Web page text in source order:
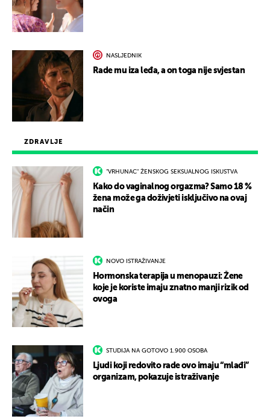
ZDRAVLJE
"VRHUNAC" ŽENSKOG SEKSUALNOG ISKUSTVA
Kako do vaginalnog orgazma? Samo 18 %
žena može ga doživjeti isključivo na ovaj
način
NOVO ISTRAŽIVANJE
Hormonska terapija u menopauzi: Žene
koje je koriste imaju znatno manji rizik od
ovoga
STUDIJA NA GOTOVO 1.900 OSOBA
Ljudi koji redovito rade ovo imaju “mlađi”
organizam, pokazuje istraživanje
NASLJEDNIK
Rade mu iza leđa, a on toga nije svjestan